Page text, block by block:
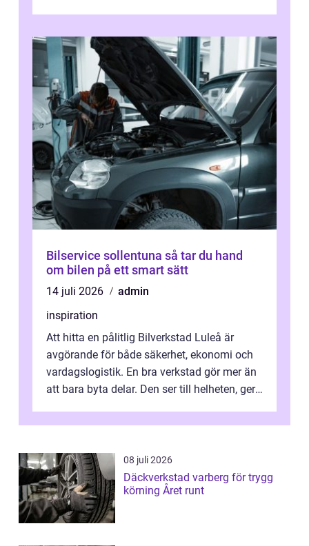
Bilservice sollentuna så tar du hand
om bilen på ett smart sätt
14 juli 2026
admin
inspiration
Att hitta en pålitlig Bilverkstad Luleå är
avgörande för både säkerhet, ekonomi och
vardagslogistik. En bra verkstad gör mer än
att bara byta delar. Den ser till helheten, ger
08 juli 2026
Däckverkstad varberg för trygg
körning Året runt